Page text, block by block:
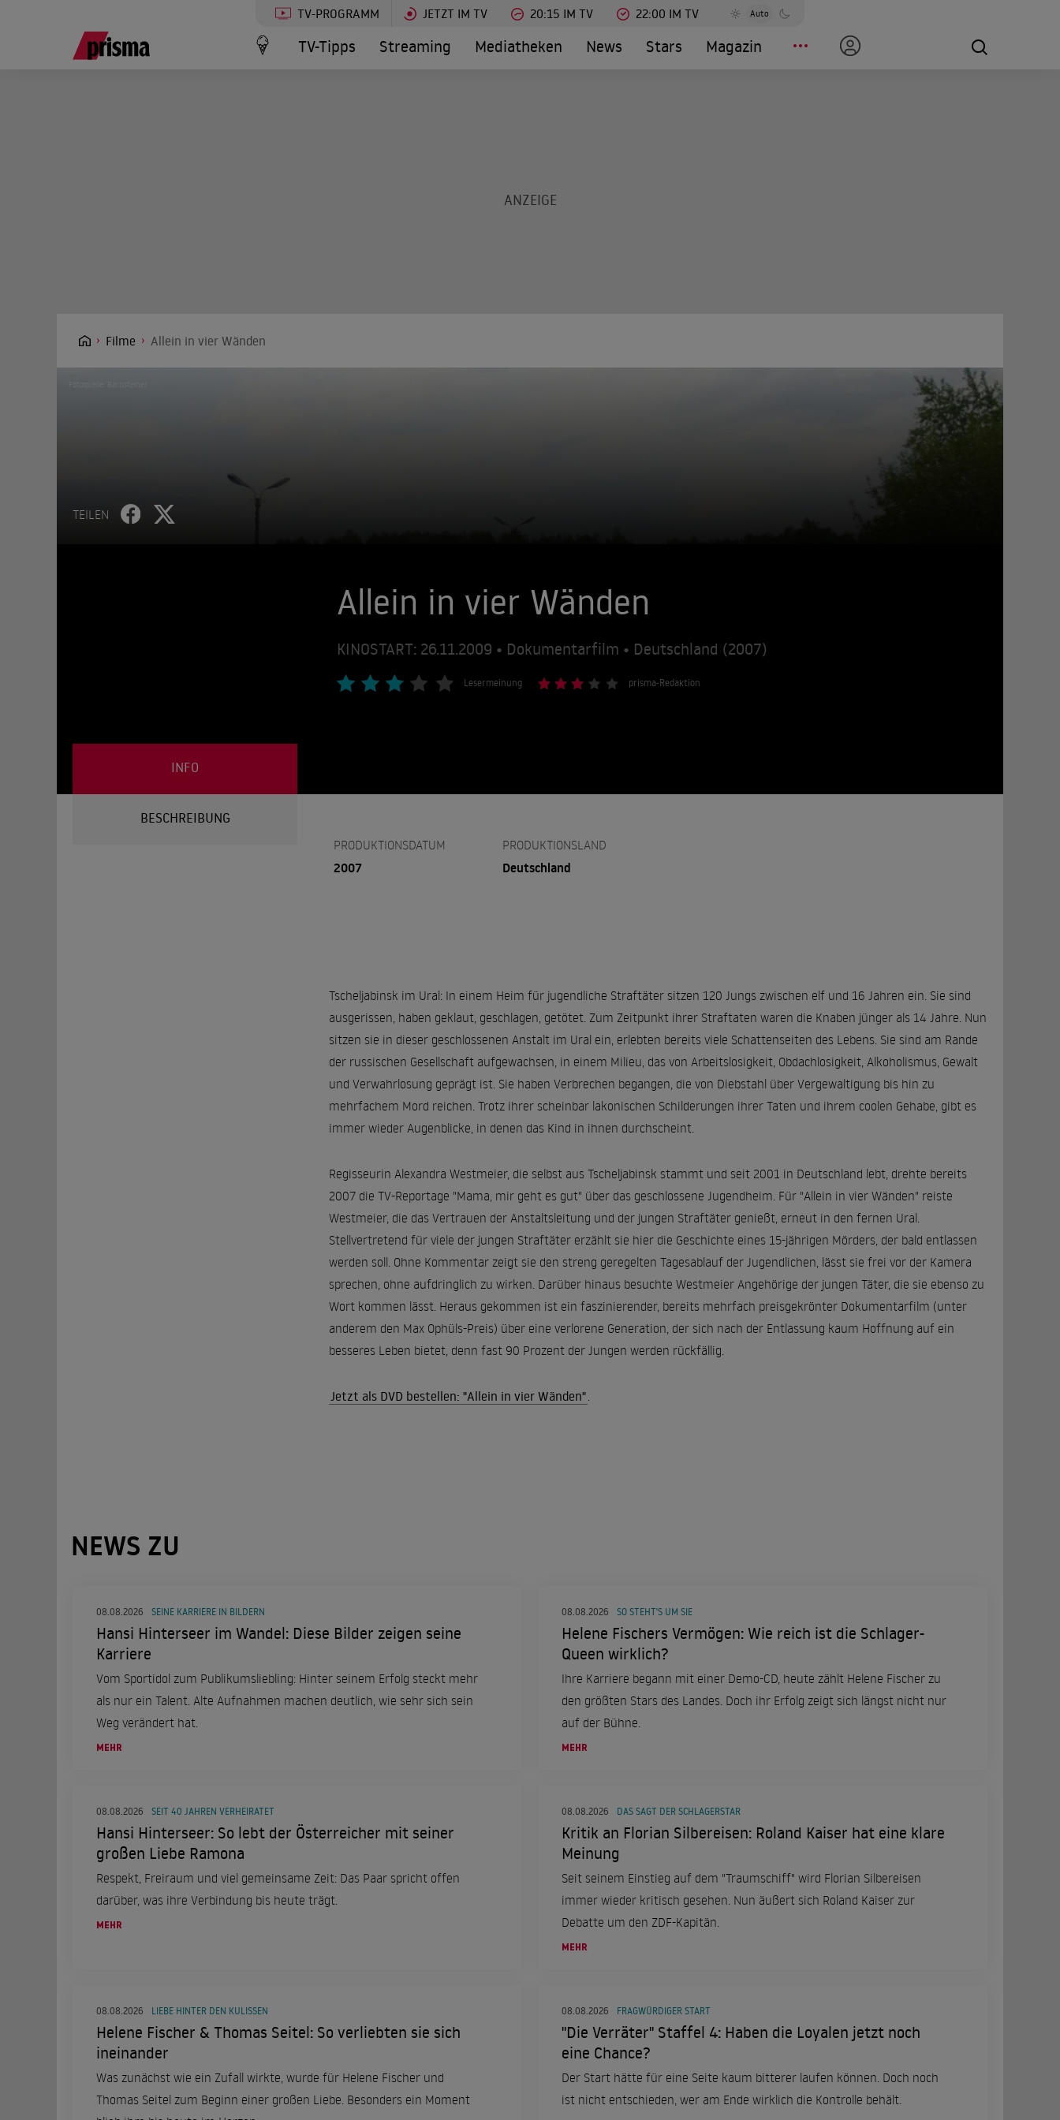
TV-PROGRAMM JETZT IM TV 20:15 IM TV 22:00 IM TV Auto
TV-Tipps Streaming Mediatheken News Stars Magazin
Filme Allein in vier Wänden
TEILEN
Allein in vier Wänden
KINOSTART: 26.11.2009 • Dokumentarfilm • Deutschland (2007)
Lesermeinung prisma-Redaktion
INFO
BESCHREIBUNG
PRODUKTIONSDATUM
2007
PRODUKTIONSLAND
Deutschland
Tscheljabinsk im Ural: In einem Heim für jugendliche Straftäter sitzen 120 Jungs zwischen elf und 16 Jahren ein. Sie sind
ausgerissen, haben geklaut, geschlagen, getötet. Zum Zeitpunkt ihrer Straftaten waren die Knaben jünger als 14 Jahre. Nun
sitzen sie in dieser geschlossenen Anstalt im Ural ein, erlebten bereits viele Schattenseiten des Lebens. Sie sind am Rande
der russischen Gesellschaft aufgewachsen, in einem Milieu, das von Arbeitslosigkeit, Obdachlosigkeit, Alkoholismus, Gewalt
und Verwahrlosung geprägt ist. Sie haben Verbrechen begangen, die von Diebstahl über Vergewaltigung bis hin zu
mehrfachem Mord reichen. Trotz ihrer scheinbar lakonischen Schilderungen ihrer Taten und ihrem coolen Gehabe, gibt es
immer wieder Augenblicke, in denen das Kind in ihnen durchscheint.
Regisseurin Alexandra Westmeier, die selbst aus Tscheljabinsk stammt und seit 2001 in Deutschland lebt, drehte bereits
2007 die TV-Reportage "Mama, mir geht es gut" über das geschlossene Jugendheim. Für "Allein in vier Wänden" reiste
Westmeier, die das Vertrauen der Anstaltsleitung und der jungen Straftäter genießt, erneut in den fernen Ural.
Stellvertretend für viele der jungen Straftäter erzählt sie hier die Geschichte eines 15-jährigen Mörders, der bald entlassen
werden soll. Ohne Kommentar zeigt sie den streng geregelten Tagesablauf der Jugendlichen, lässt sie frei vor der Kamera
sprechen, ohne aufdringlich zu wirken. Darüber hinaus besuchte Westmeier Angehörige der jungen Täter, die sie ebenso zu
Wort kommen lässt. Heraus gekommen ist ein faszinierender, bereits mehrfach preisgekrönter Dokumentarfilm (unter
anderem den Max Ophüls-Preis) über eine verlorene Generation, der sich nach der Entlassung kaum Hoffnung auf ein
besseres Leben bietet, denn fast 90 Prozent der Jungen werden rückfällig.
Jetzt als DVD bestellen: "Allein in vier Wänden".
NEWS ZU
08.08.2026 SEINE KARRIERE IN BILDERN
Hansi Hinterseer im Wandel: Diese Bilder zeigen seine
Karriere
Vom Sportidol zum Publikumsliebling: Hinter seinem Erfolg steckt mehr
als nur ein Talent. Alte Aufnahmen machen deutlich, wie sehr sich sein
Weg verändert hat.
MEHR
08.08.2026 SO STEHT'S UM SIE
Helene Fischers Vermögen: Wie reich ist die Schlager-
Queen wirklich?
Ihre Karriere begann mit einer Demo-CD, heute zählt Helene Fischer zu
den größten Stars des Landes. Doch ihr Erfolg zeigt sich längst nicht nur
auf der Bühne.
MEHR
08.08.2026 SEIT 40 JAHREN VERHEIRATET
Hansi Hinterseer: So lebt der Österreicher mit seiner
großen Liebe Ramona
Respekt, Freiraum und viel gemeinsame Zeit: Das Paar spricht offen
darüber, was ihre Verbindung bis heute trägt.
MEHR
08.08.2026 DAS SAGT DER SCHLAGERSTAR
Kritik an Florian Silbereisen: Roland Kaiser hat eine klare
Meinung
Seit seinem Einstieg auf dem "Traumschiff" wird Florian Silbereisen
immer wieder kritisch gesehen. Nun äußert sich Roland Kaiser zur
Debatte um den ZDF-Kapitän.
MEHR
08.08.2026 LIEBE HINTER DEN KULISSEN
Helene Fischer & Thomas Seitel: So verliebten sie sich
ineinander
Was zunächst wie ein Zufall wirkte, wurde für Helene Fischer und
Thomas Seitel zum Beginn einer großen Liebe. Besonders ein Moment
08.08.2026 FRAGWÜRDIGER START
"Die Verräter" Staffel 4: Haben die Loyalen jetzt noch
eine Chance?
Der Start hätte für eine Seite kaum bitterer laufen können. Doch noch
ist nicht entschieden, wer am Ende wirklich die Kontrolle behält.